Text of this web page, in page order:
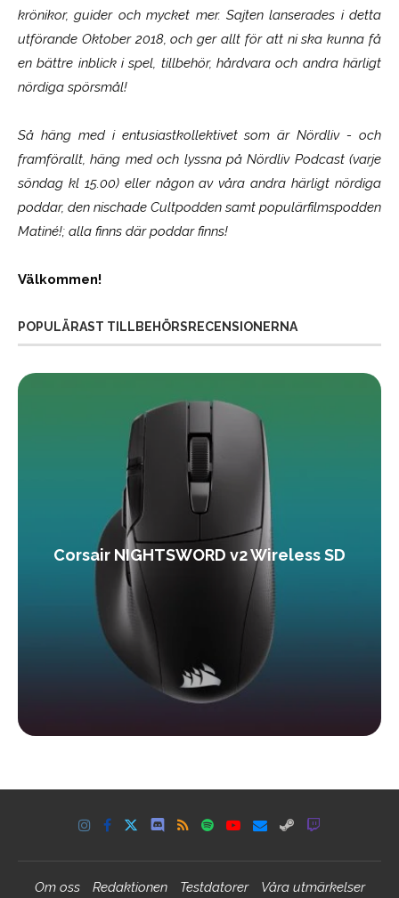
krönikor, guider och mycket mer. Sajten lanserades i detta
utförande Oktober 2018, och ger allt för att ni ska kunna få
en bättre inblick i spel, tillbehör, hårdvara och andra härligt
nördiga spörsmål!
Så häng med i entusiastkollektivet som ärNördliv- och
framförallt, häng med och lyssna på Nördliv Podcast (varje
söndag kl 15.00) eller någon av våra andra härligt nördiga
poddar, den nischade Cultpodden samt populärfilmspodden
Matiné!; alla finns där poddar finns!
Välkommen!
POPULÄRAST TILLBEHÖRSRECENSIONERNA
Corsair NIGHTSWORD v2 Wireless SD
Om oss Redaktionen Testdatorer Våra utmärkelser